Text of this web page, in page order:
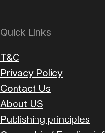
Quick Links
T&C
Privacy Policy
Contact Us
About US
Publishing principles